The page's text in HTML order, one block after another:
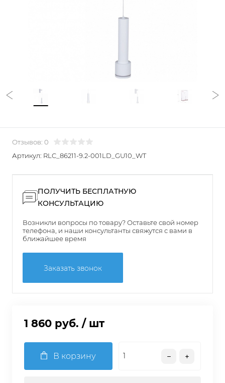
Отзывов: 0
Артикул: RLC_86211-9.2-001LD_GU10_WT
ПОЛУЧИТЬ БЕСПЛАТНУЮ
КОНСУЛЬТАЦИЮ
Возникли вопросы по товару? Оставьте свой номер
телефона, и наши консультанты свяжутся с вами в
ближайшее время
Заказать звонок
1 860 руб. / шт
В корзину